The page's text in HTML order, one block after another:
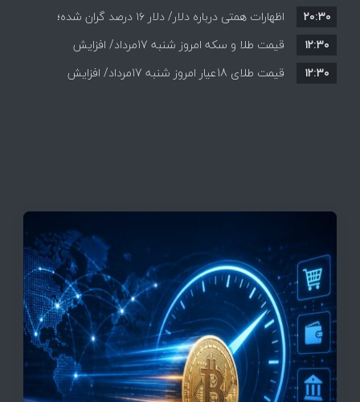
احتمالی هرمز چه واکنشی نشان دادند؟اظهارات همتی درباره دلار/ دلار ۱۶ درصد گران شده؛
این افزایش طبیعی است
۲۰:۳۰
قیمت طلا و سکه امروز شنبه 17مرداد/ افزایش
همه قیمت ها + جدول و جزئیات
۱۲:۳۰
قیمت طلای 18عیار امروز شنبه 17مرداد/ افزایش
۱۲:۳۰